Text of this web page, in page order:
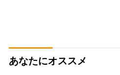
あなたにオススメ